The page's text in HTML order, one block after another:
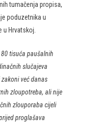
tumačenja propisa,
poduzetnika u
Hrvatskoj.
80 tisuća paušalnih
slučajeva
već danas
zloupotreba, ali nije
zlouporaba cijeli
proglašava